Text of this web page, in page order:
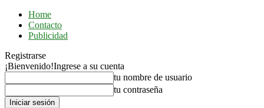
Home
Contacto
Publicidad
Registrarse
¡Bienvenido!Ingrese a su cuenta
tu nombre de usuario
tu contraseña